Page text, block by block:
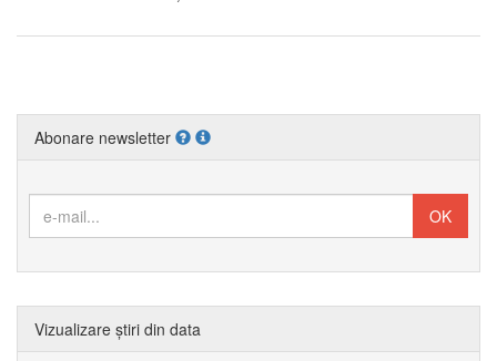
Abonare newsletter
Vizualizare știri din data